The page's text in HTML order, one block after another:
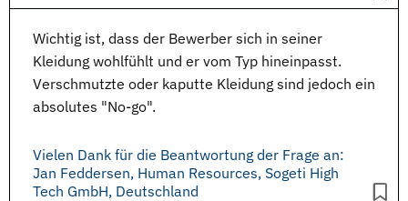
Wichtig ist, dass der Bewerber sich in seiner
Kleidung wohlfühlt und er vom Typ hineinpasst.
Verschmutzte oder kaputte Kleidung sind jedoch ein
absolutes "No-go".
Vielen Dank für die Beantwortung der Frage an:
Jan Feddersen, Human Resources, Sogeti High
Tech GmbH, Deutschland